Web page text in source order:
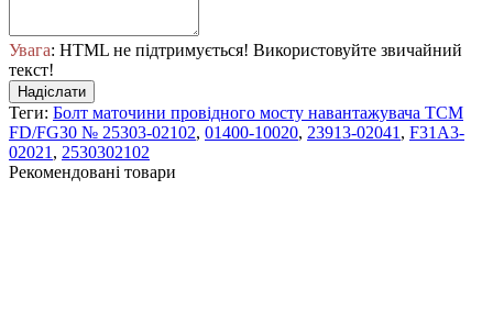
Увага: HTML не підтримується! Використовуйте звичайний
текст!
Надіслати
Теги: Болт маточини провідного мосту навантажувача TCM
FD/FG30 № 25303-02102, 01400-10020, 23913-02041 , F31A3-
02021 , 2530302102
Рекомендовані товари